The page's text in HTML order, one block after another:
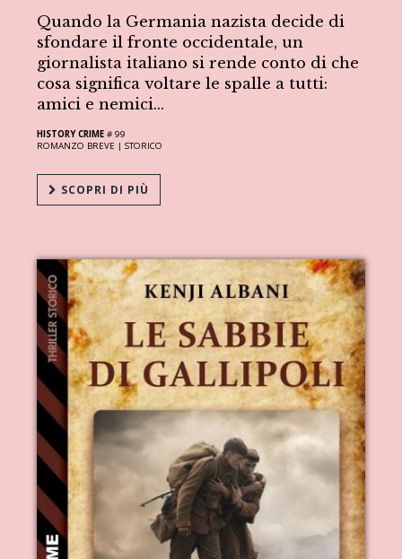
Quando la Germania nazista decide di
sfondare il fronte occidentale, un
giornalista italiano si rende conto di che
cosa significa voltare le spalle a tutti:
amici e nemici...
HISTORY CRIME # 99
ROMANZO BREVE |STORICO
SCOPRI DI PIÙ